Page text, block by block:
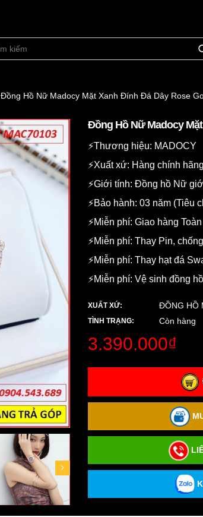
Đồng Hồ Nữ Madocy Mặt Xanh Đính Đá Dây Rose
Đồng Hồ Nữ Madocy
⚡️Thương hiệu: MADOCY
⚡️Xuất xứ: Hàng chính hãng
⚡️Giới tính: Đồng hồ Nữ
⚡️Bảo hành: 03 năm (Tiêu
⚡️Miễn phí: Giao hàng
⚡️Miễn phí: Thay Pin,
⚡️Miễn phí: Thay hạt đá
⚡️Miễn phí: Vệ sinh đồng
XUẤT XỨ: ĐỒNG HỒ
TÌNH TRẠNG: Còn hàng
3.390.000₫